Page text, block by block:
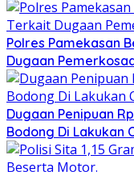
Polres Pamekasan
Dugaan
Dugaan Penipuan
Bodong Di Lakukan